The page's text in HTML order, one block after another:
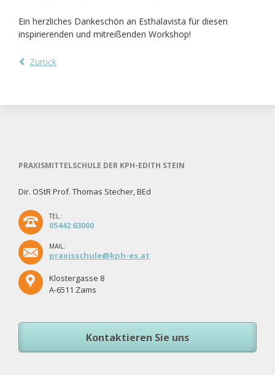
Ein herzliches Dankeschön an Esthalavista für diesen
inspirierenden und mitreißenden Workshop!
Zurück
PRAXISMITTELSCHULE DER KPH-EDITH STEIN
Dir. OStR Prof. Thomas Stecher, BEd
TEL.:
05442 63000
MAIL:
praxisschule@kph-es.at
Klostergasse 8
A-6511 Zams
Kontaktieren Sie uns